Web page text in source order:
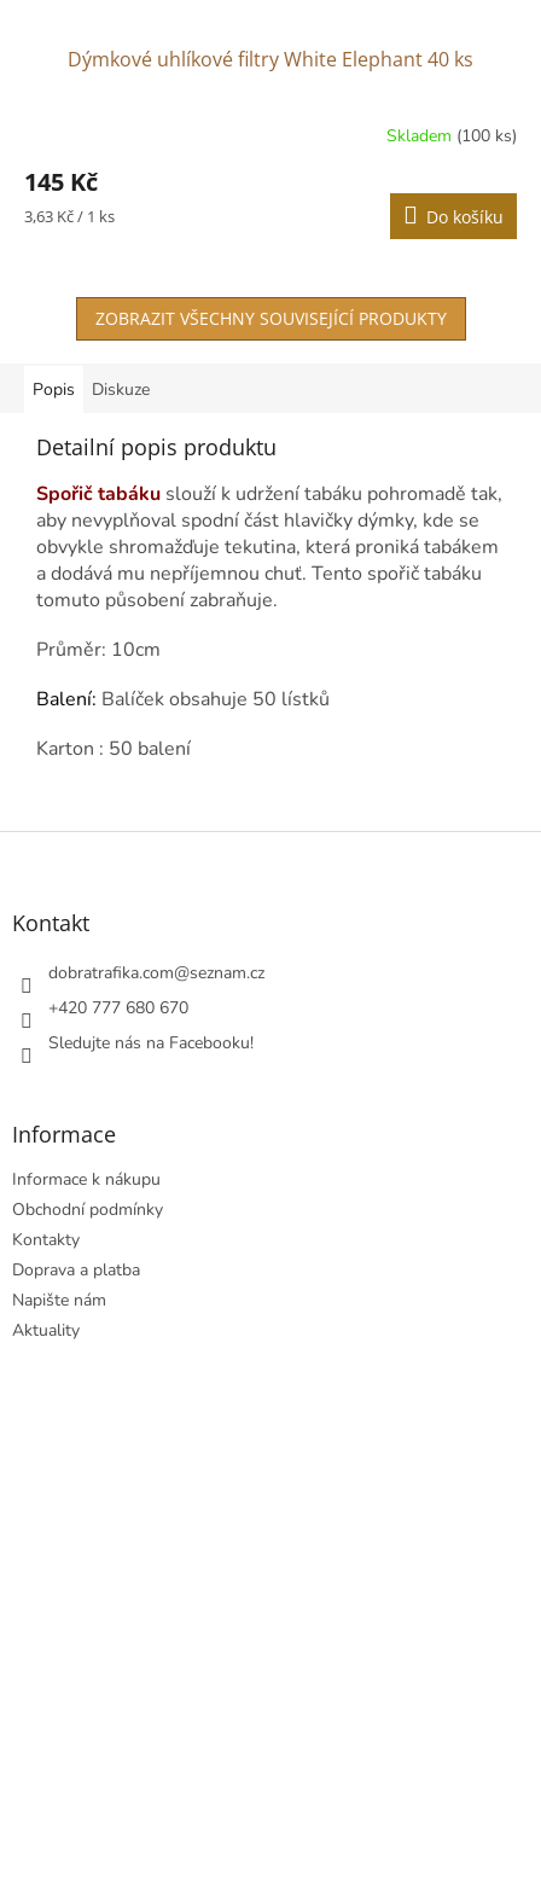
Dýmkové uhlíkové filtry White Elephant 40 ks
Skladem (100 ks)
145 Kč
Měrná
3,63 Kč / 1 ks Do košíku
ZOBRAZIT VŠECHNY SOUVISEJÍCÍ PRODUKTY
Popis Diskuze
Detailní popis produktu
Spořič tabáku slouží k udržení tabáku pohromadě tak,
aby nevyplňoval spodní část hlavičky dýmky, kde se
obvykle shromažďuje tekutina, která proniká tabákem
a dodává mu nepříjemnou chuť. Tento spořič tabáku
tomuto působení zabraňuje.
Průměr: 10cm
Balení: Balíček obsahuje 50 lístků
Karton : 50 balení
Z
Kontakt
dobratrafika.com@seznam.cz
+420 777 680 670
Sledujte nás na Facebooku!
Informace
Informace k nákupu
Obchodní podmínky
Kontakty
Doprava a platba
Napište nám
Aktuality